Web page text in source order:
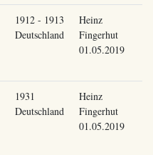
1912 - 1913
Deutschland
Heinz
Fingerhut
01.05.2019
1931
Deutschland
Heinz
Fingerhut
01.05.2019